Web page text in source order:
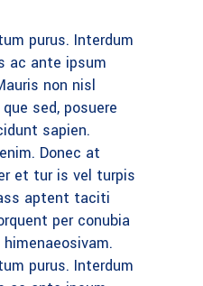
purus. Interdum
ac ante ipsum
non nisl
sed, posuere
sapien.
Donec at
et tur is vel turpis
aptent taciti
per conubia
purus. Interdum